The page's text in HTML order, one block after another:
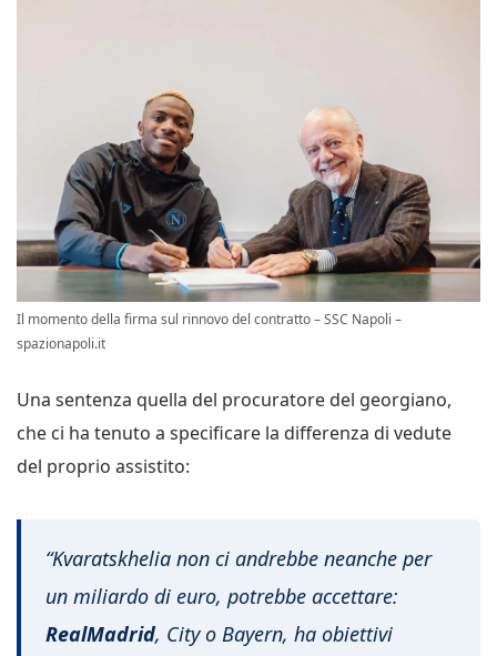
Il momento della firma sul rinnovo del contratto – SSC Napoli –
spazionapoli.it
Una sentenza quella del procuratore del georgiano,
che ci ha tenuto a specificare la differenza di vedute
del proprio assistito:
“Kvaratskhelia non ci andrebbe neanche per
un miliardo di euro, potrebbe accettare:
RealMadrid, City o Bayern, ha obiettivi